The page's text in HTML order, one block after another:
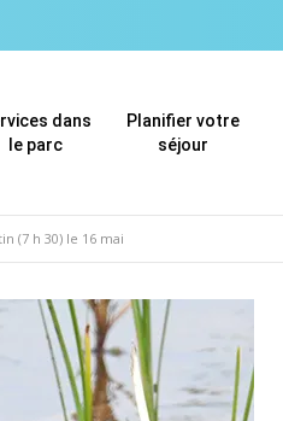
dans
le parc
Planifier votre
séjour
(7 h 30) le 16 mai